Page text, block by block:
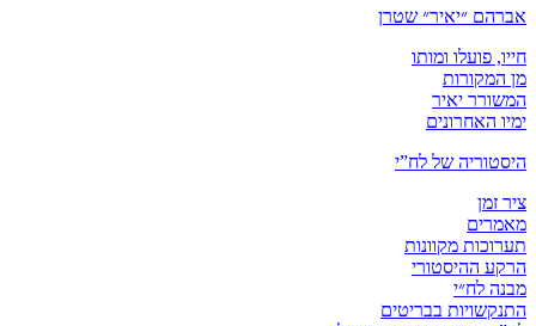
אברהם ״יאיר״ שטרן
חייו, פועלו ומותו
מן המקורות
המשורר יאיר
ימיו האחרונים
היסטוריה של לח”י
ציר זמן
מאמרים
תערוכות מקוונות
הרקע ההיסטורי
מבנה לח״י
התנקשויות בבריטים